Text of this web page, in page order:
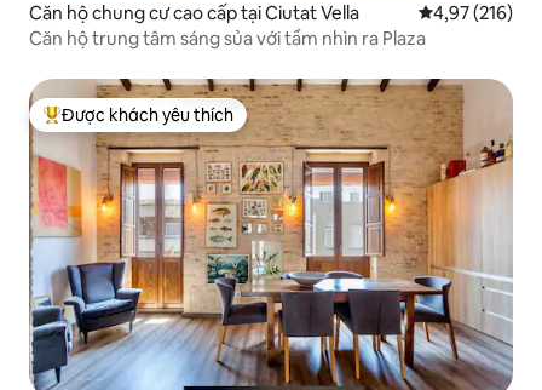
Căn hộ chung cư cao cấp tại Ciutat Vella Xếp hạng
4,97 (216)
Căn hộ trung tâm sáng sủa với tầm nhìn ra Plaza
Được khách yêu thích nhất
Được khách yêu thích